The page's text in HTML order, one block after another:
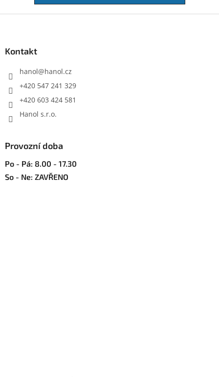
Kontakt
hanol@hanol.cz
+420 547 241 329
+420 603 424 581
Hanol s.r.o.
Provozní doba
Po - Pá: 8.00 - 17.30
So - Ne: ZAVŘENO